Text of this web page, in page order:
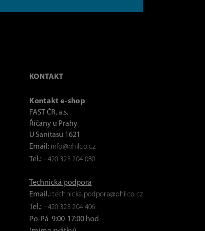
KONTAKT
Kontakt e-shop
FAST ČR, a.s.
Říčany u Prahy
U Sanitasu 1621
Email: info@philco.cz
Tel.:+420 323 204 080
Technická podpora
Email.:technicka.podpora@philco.cz
Tel.:+420 323 204 406
Po-Pá 9:00-17:00 hod